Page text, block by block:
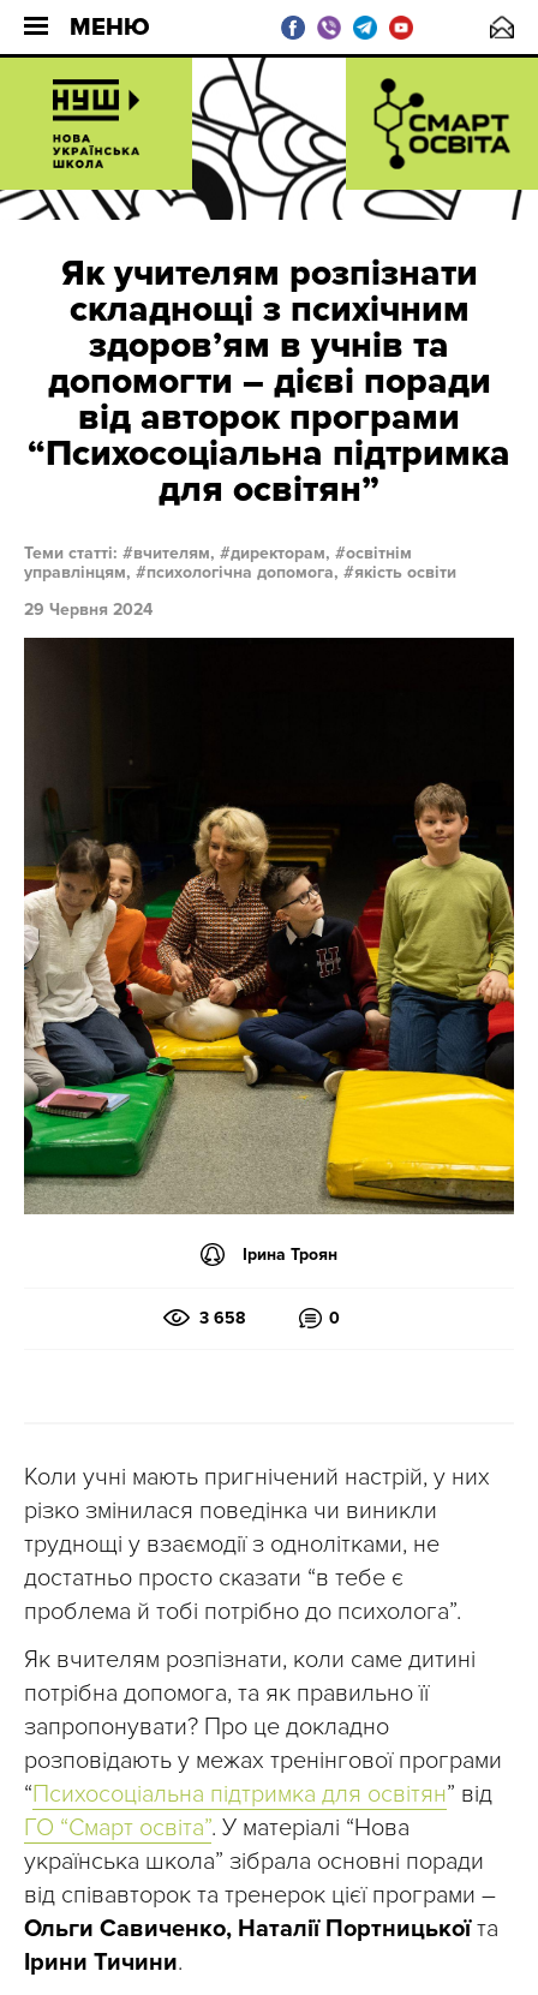
МЕНЮ
Як учителям розпізнати
складнощі з психічним
здоров’ям в учнів та
допомогти – дієві поради
від авторок програми
“Психосоціальна підтримка
для освітян”
Теми статті: вчителям, директорам,
освітнім
управлінцям,
психологічна допомога,
якість освіти
29 Червня 2024
Ірина Троян
3 658 0
Коли учні мають пригнічений настрій, у них
різко змінилася поведінка чи виникли
труднощі у взаємодії з однолітками, не
достатньо просто сказати “в тебе є
проблема й тобі потрібно до психолога”.
Як вчителям розпізнати, коли саме дитині
потрібна допомога, та як правильно її
запропонувати? Про це докладно
розповідають у межах тренінгової програми
“Психосоціальна підтримка для освітян” від
ГО “Смарт освіта”. У матеріалі “Нова
українська школа” зібрала основні поради
від співавторок та тренерок цієї програми –
Ольги Савиченко, Наталії Портницькоїта
Ірини Тичини.